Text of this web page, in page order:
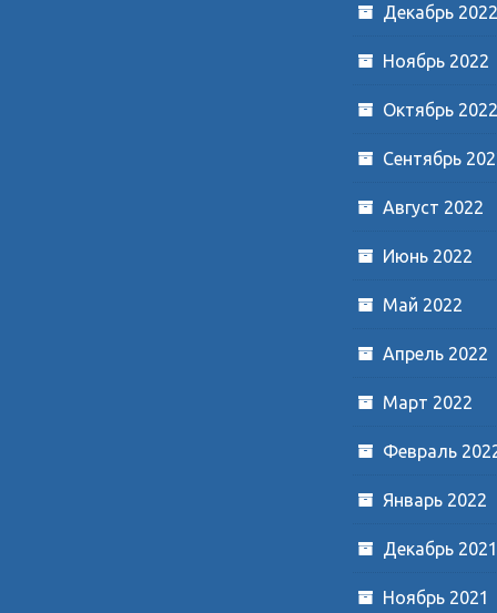
Декабрь 2022
Ноябрь 2022
Октябрь 2022
Сентябрь
Август 2022
Июнь 2022
Май 2022
Апрель 2022
Март 2022
Февраль
Январь 2022
Декабрь 2021
Ноябрь 2021